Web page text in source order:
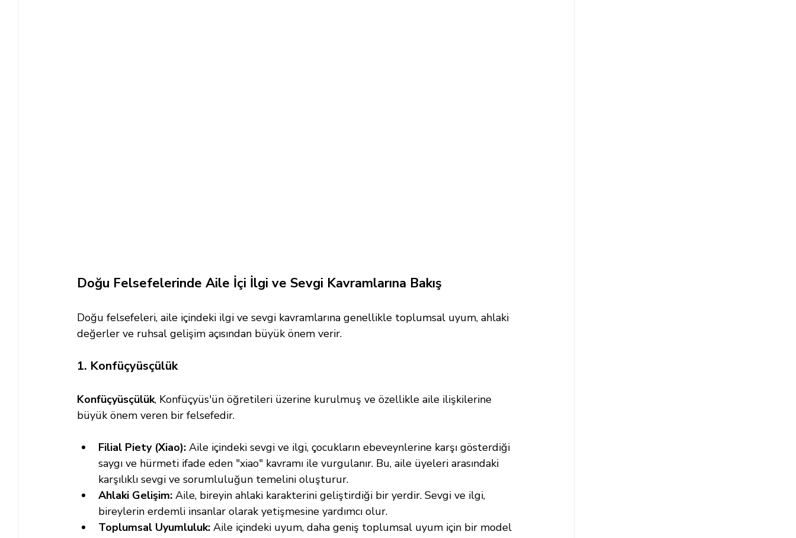
Doğu Felsefelerinde Aile İçi İlgi ve Sevgi Kavramlarına Bakış
Doğu felsefeleri, aile içindeki ilgi ve sevgi kavramlarına genellikle toplumsal uyum, ahlaki
değerler ve ruhsal gelişim açısından büyük önem verir.
1. Konfüçyüsçülük
Konfüçyüsçülük, Konfüçyüs'ün öğretileri üzerine kurulmuş ve özellikle aile ilişkilerine
büyük önem veren bir felsefedir.
Filial Piety (Xiao): Aile içindeki sevgi ve ilgi, çocukların ebeveynlerine karşı gösterdiği
saygı ve hürmeti ifade eden "xiao" kavramı ile vurgulanır. Bu, aile üyeleri arasındaki
karşılıklı sevgi ve sorumluluğun temelini oluşturur.
Ahlaki Gelişim: Aile, bireyin ahlaki karakterini geliştirdiği bir yerdir. Sevgi ve ilgi,
bireylerin erdemli insanlar olarak yetişmesine yardımcı olur.
Toplumsal Uyumluluk: Aile içindeki uyum, daha geniş toplumsal uyum için bir model